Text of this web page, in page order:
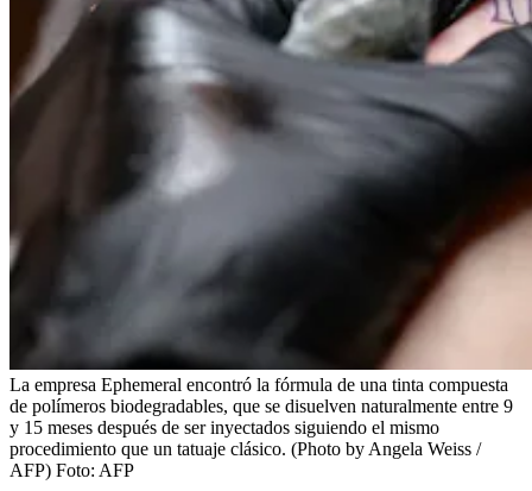
La empresa Ephemeral encontró la fórmula de una tinta compuesta
de polímeros biodegradables, que se disuelven naturalmente entre 9
y 15 meses después de ser inyectados siguiendo el mismo
procedimiento que un tatuaje clásico. (Photo by Angela Weiss /
AFP) Foto: AFP